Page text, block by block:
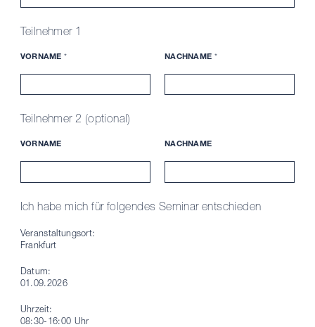
Teilnehmer 1
VORNAME * NACHNAME *
Teilnehmer 2 (optional)
VORNAME NACHNAME
Ich habe mich für folgendes Seminar entschieden
Veranstaltungsort:
Frankfurt
Datum:
01.09.2026
Uhrzeit:
08:30-16:00 Uhr